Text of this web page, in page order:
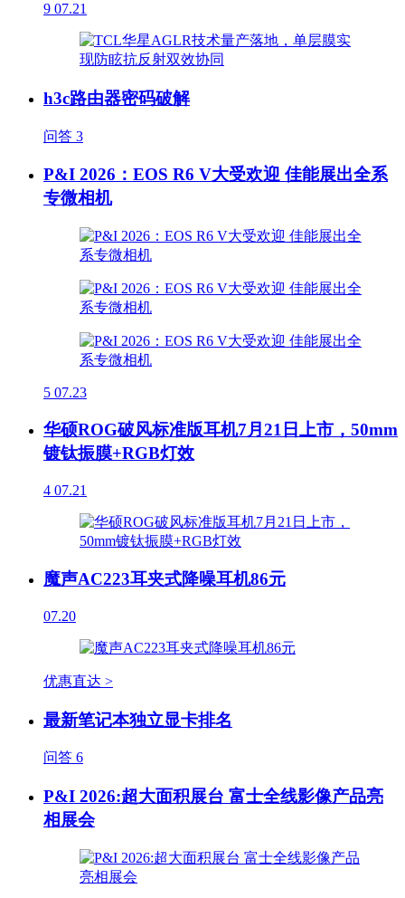
9 07.21
h3c路由器密码破解
问答 3
P&I 2026：EOS R6 V大受欢迎 佳能展出全系
专微相机
5 07.23
华硕ROG破风标准版耳机7月21日上市，50mm
镀钛振膜+RGB灯效
4 07.21
魔声AC223耳夹式降噪耳机86元
07.20
优惠直达 >
最新笔记本独立显卡排名
问答 6
P&I 2026:超大面积展台 富士全线影像产品亮
相展会